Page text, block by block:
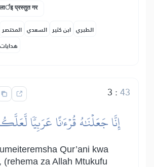
प्रस्तुत गर
المختصر السعدي ابن كثير الطبري
هدايات
3 :43
إِنَّا جَعَلۡنَٰهُ قُرۡءَٰنًا عَرَبِيّٗا
Qur’ani kwa
(rehema za Allah Mtukufu